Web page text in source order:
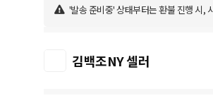
'발송 준비중' 상태부터는 환불 진행 시,
김백조NY 셀러